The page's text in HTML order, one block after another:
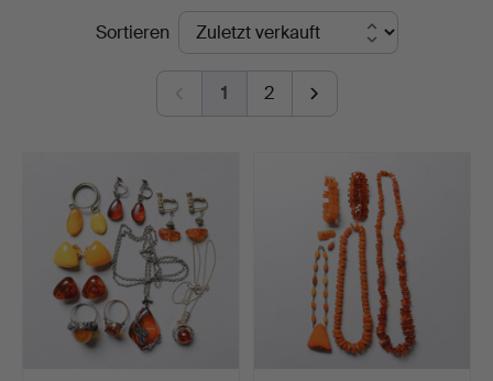
EndpreiseSortieren
1 2